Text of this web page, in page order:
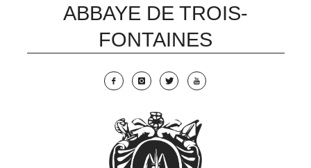
ABBAYE DE TROIS-
FONTAINES